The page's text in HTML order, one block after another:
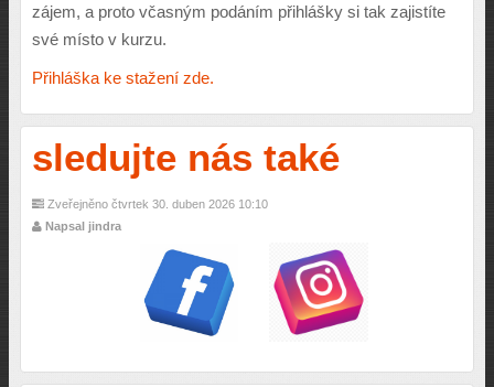
zájem, a proto včasným podáním přihlášky si tak zajistíte
své místo v kurzu.
Přihláška ke stažení zde.
sledujte nás také
Zveřejněno čtvrtek 30. duben 2026 10:10
Napsal jindra